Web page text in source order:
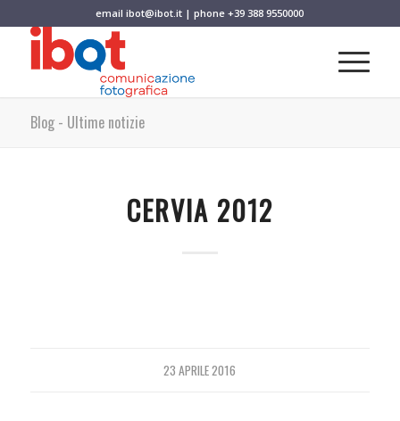
emailibot@ibot.it | phone+39 388 9550000
Blog - Ultime notizie
CERVIA 2012
23 APRILE 2016